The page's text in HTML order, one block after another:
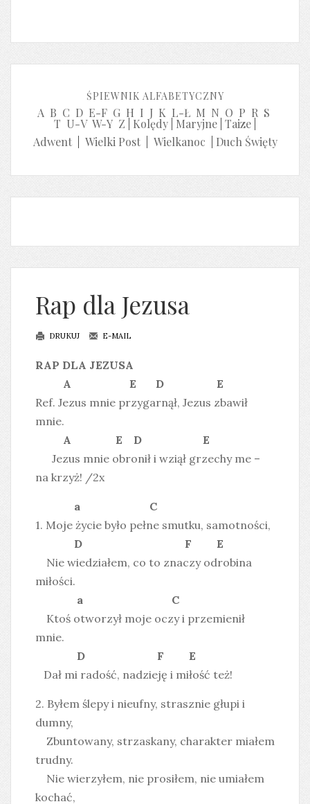
ŚPIEWNIK ALFABETYCZNY
A B C D E-F G H I J K L-Ł M N O P R S
T U-V W-Y Z Kolędy Maryjne Taize
Adwent| Wielki Post| Wielkanoc Duch Święty
Rap dla Jezusa
DRUKUJ E-MAIL
RAP DLA JEZUSA
A E D E
Ref. Jezus mnie przygarnął, Jezus zbawił
mnie.
A E D E
Jezus mnie obronił i wziął grzechy me –
na krzyż! /2x
a C
1. Moje życie było pełne smutku, samotności,
D F E
Nie wiedziałem, co to znaczy odrobina
miłości.
a C
Ktoś otworzył moje oczy i przemienił
mnie.
D F E
Dał mi radość, nadzieję i miłość też!
2. Byłem ślepy i nieufny, strasznie głupi i
dumny,
Zbuntowany, strzaskany, charakter miałem
trudny.
Nie wierzyłem, nie prosiłem, nie umiałem
kochać,